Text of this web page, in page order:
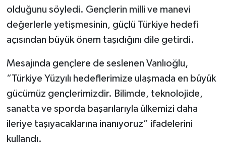
olduğunu söyledi. Gençlerin milli ve manevi
değerlerle yetişmesinin, güçlü Türkiye hedefi
açısından büyük önem taşıdığını dile getirdi.
Mesajında gençlere de seslenen Vanlıoğlu,
“Türkiye Yüzyılı hedeflerimize ulaşmada en büyük
gücümüz gençlerimizdir. Bilimde, teknolojide,
sanatta ve sporda başarılarıyla ülkemizi daha
ileriye taşıyacaklarına inanıyoruz” ifadelerini
kullandı.